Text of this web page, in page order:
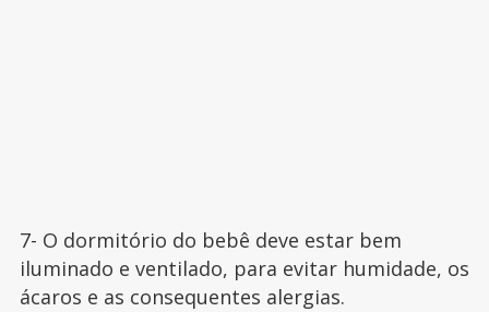
7- O dormitório do bebê deve estar bem
iluminado e ventilado, para evitar humidade, os
ácaros e as consequentes alergias.